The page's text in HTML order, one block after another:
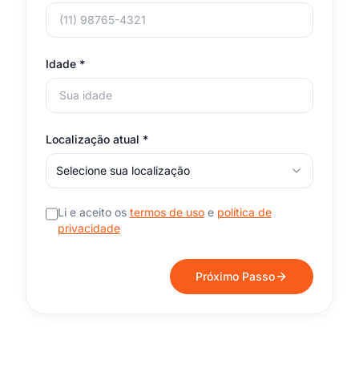
Idade *
Localização atual *
Selecione sua localização
Li e aceito os termos de uso e política de
privacidade
Próximo Passo